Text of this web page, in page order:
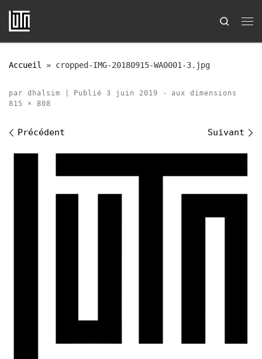
Passer au contenu
Search
Accueil » cropped-IMG-20180915-WA0001-3.jpg
par dhalsim Publié3 juin 2019 -
aux dimensions
815 × 808
Navigation des images
Précédent Suivant